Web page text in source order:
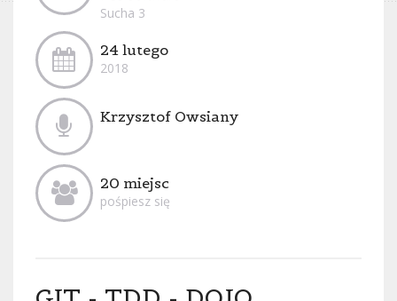
Sucha 3
24 lutego
2018
Krzysztof Owsiany
20 miejsc
pośpiesz się